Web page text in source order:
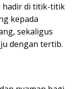
hadir di titik-titik
kepada
sekaligus
dengan tertib.